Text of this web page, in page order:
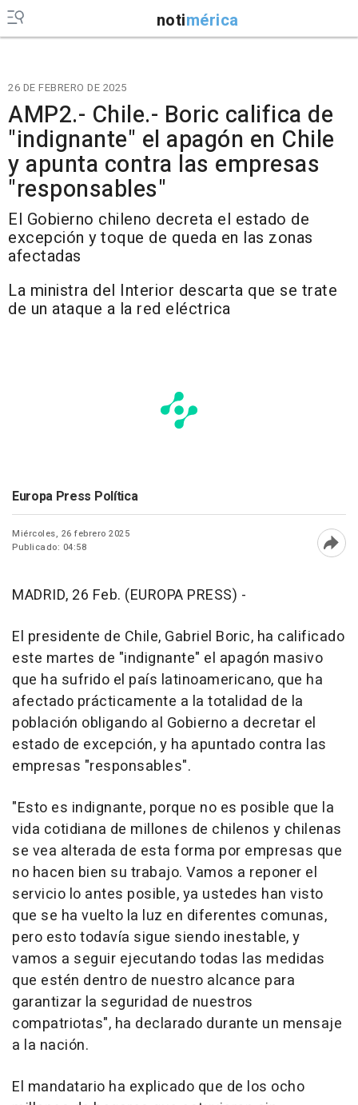
notimérica
26 DE FEBRERO DE 2025
AMP2.- Chile.- Boric califica de
"indignante" el apagón en Chile
y apunta contra las empresas
"responsables"
El Gobierno chileno decreta el estado de
excepción y toque de queda en las zonas
afectadas
La ministra del Interior descarta que se trate
de un ataque a la red eléctrica
Europa Press Política
Miércoles, 26 febrero 2025
Publicado: 04:58
MADRID, 26 Feb. (EUROPA PRESS) -
El presidente de Chile, Gabriel Boric, ha calificado
este martes de "indignante" el apagón masivo
que ha sufrido el país latinoamericano, que ha
afectado prácticamente a la totalidad de la
población obligando al Gobierno a decretar el
estado de excepción, y ha apuntado contra las
empresas "responsables".
"Esto es indignante, porque no es posible que la
vida cotidiana de millones de chilenos y chilenas
se vea alterada de esta forma por empresas que
no hacen bien su trabajo. Vamos a reponer el
servicio lo antes posible, ya ustedes han visto
que se ha vuelto la luz en diferentes comunas,
pero esto todavía sigue siendo inestable, y
vamos a seguir ejecutando todas las medidas
que estén dentro de nuestro alcance para
garantizar la seguridad de nuestros
compatriotas", ha declarado durante un mensaje
a la nación.
El mandatario ha explicado que de los ocho